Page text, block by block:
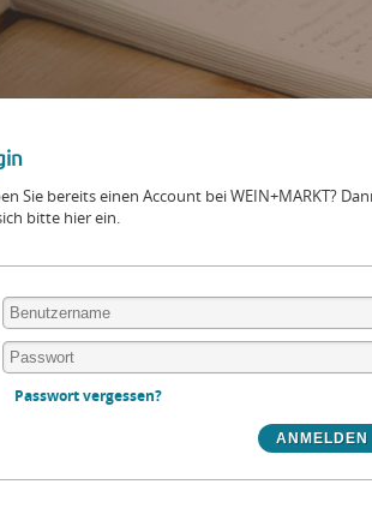
Sie bereits einen Account bei WEIN+MARKT?
bitte hier ein.
Passwort vergessen?